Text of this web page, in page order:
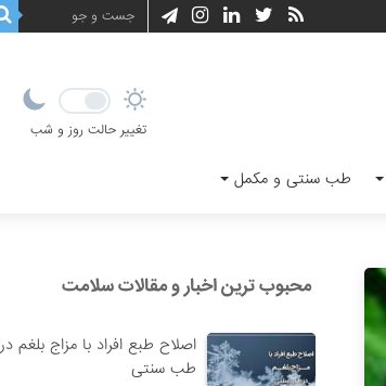
تغییر حالت روز و شب
طب سنتی و مکمل
محبوب ترین اخبار و مقالات سلامت
اصلاح طبع افراد با مزاج بلغم در
طب سنتی